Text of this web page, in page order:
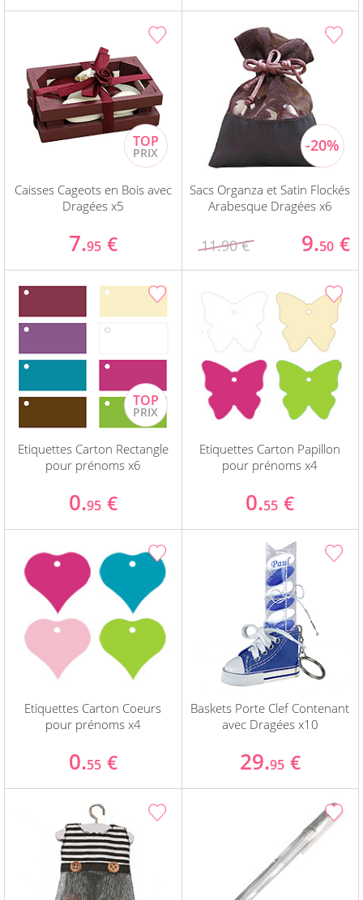
Caisses Cageots en Bois avec
Dragées x5
7.95 €
Sacs Organza et Satin Flockés
Arabesque Dragées x6
11.90 € 9.50 €
Etiquettes Carton Rectangle
pour prénoms x6
0.95 €
Etiquettes Carton Papillon
pour prénoms x4
0.55 €
Etiquettes Carton Coeurs
pour prénoms x4
0.55 €
Baskets Porte Clef Contenant
avec Dragées x10
29.95 €